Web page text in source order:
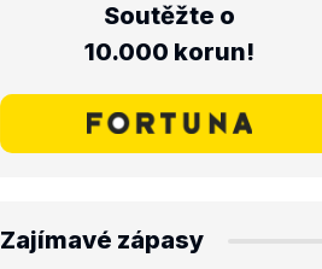
Soutěžte o
10.000 korun!
Zajímavé zápasy